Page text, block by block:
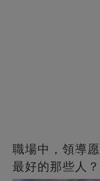
職場中，領導
最好的那些人？